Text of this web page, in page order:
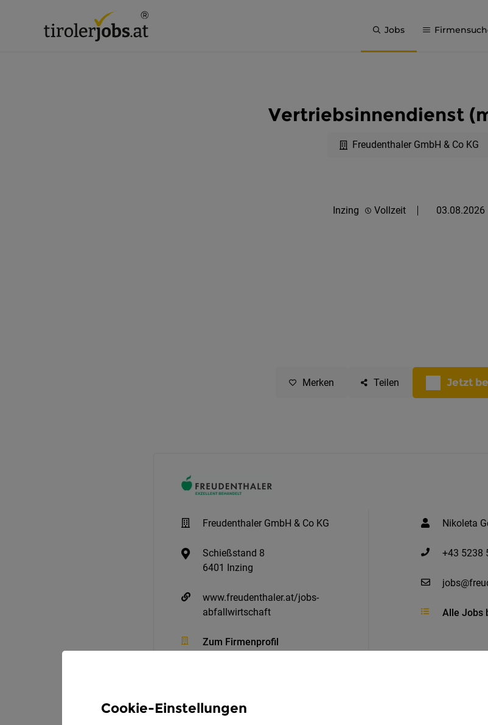
Jobs
Vertriebsinnendienst
Freudenthaler GmbH & Co KG
Inzing Vollzeit 03.08.2026
Merken Teilen Jetzt
Freudenthaler GmbH & Co KG
Schießstand 8
6401 Inzing
www.freudenthaler.at/jobs-
abfallwirtschaft
Zum Firmenprofil
Nikoleta
+43 5238
Alle Jobs
Cookie-Einstellungen